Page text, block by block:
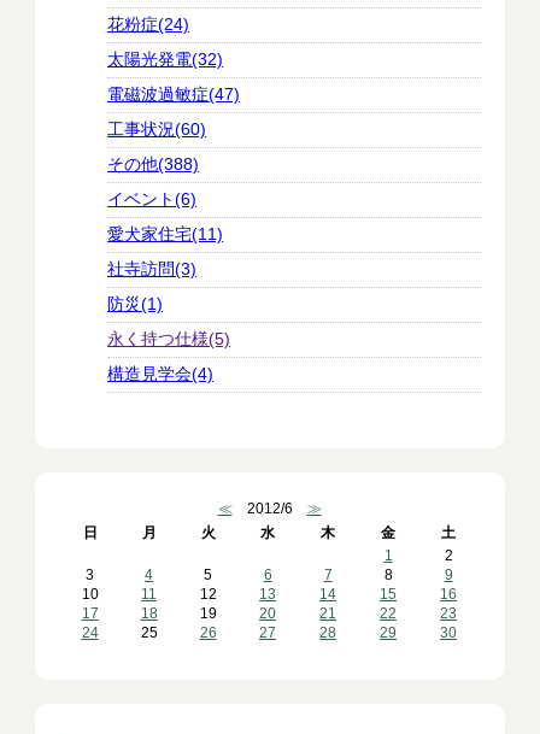
花粉症(24)
太陽光発電(32)
電磁波過敏症(47)
工事状況(60)
その他(388)
イベント(6)
愛犬家住宅(11)
社寺訪問(3)
防災(1)
永く持つ仕様(5)
構造見学会(4)
≪2012/6 ≫
日
月 火 水 木 金
土
1
2
3
4 5 6 7 8
9
10
11 12 13 14 15
16
17
18 19 20 21 22
23
24
25 26 27 28 29 30